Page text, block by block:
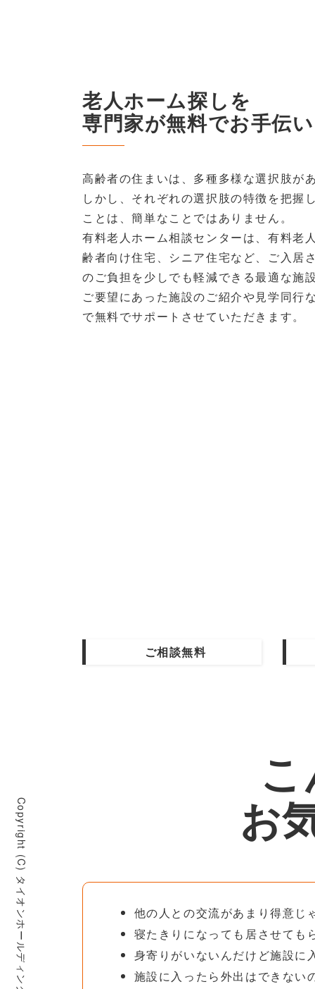
老人ホーム探しを
専門家が無料でお手伝い
高齢者の住まいは、多種多様な選択肢が
しかし、それぞれの選択肢の特徴を把握
ことは、簡単なことではありません。
有料老人ホーム相談センターは、有料老
齢者向け住宅、シニア住宅など、ご入居
のご負担を少しでも軽減できる最適な施
ご要望にあった施設のご紹介や見学同行
で無料でサポートさせていただきます。
ご相談無料
お
他の人との交流があまり得意
寝たきりになっても居させても
身寄りがいないんだけど施設に
施設に入ったら外出はできない